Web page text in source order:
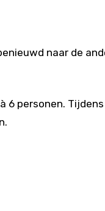
naar de
6 personen.